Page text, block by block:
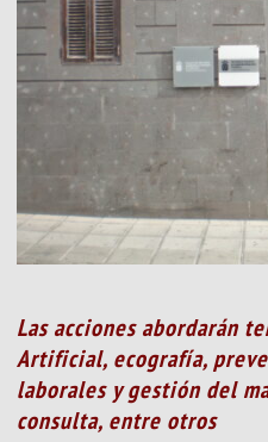
Las acciones abordarán
Artificial, ecografía,
laborales y gestión del
consulta, entre otros